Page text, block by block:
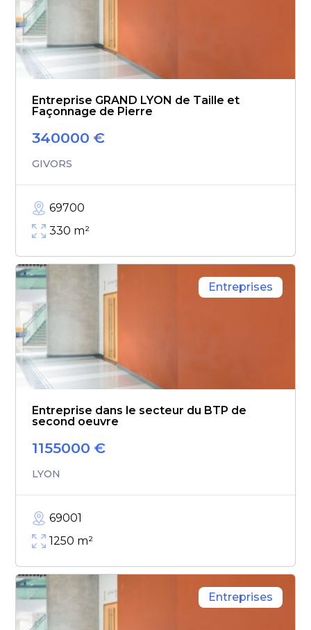
Entreprise GRAND LYON de Taille et
Façonnage de Pierre
340000 €
GIVORS
69700
330 m²
Entreprises
Entreprise dans le secteur du BTP de
second oeuvre
1155000 €
LYON
69001
1250 m²
Entreprises